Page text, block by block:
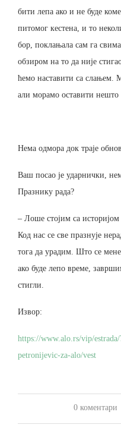
бити лепа ако и не буде
питомог кестена, и то
бор, поклањала сам га
обзиром на то да није
ћемо наставити са слањем.
али морамо оставити нешто
Нема одмора док траје
Ваш посао је ударнички,
Празнику рада?
– Лоше стојим са
Код нас се све празнује
тога да урадим. Што се
ако буде лепо време,
стигли.
Извор:
https://www.alo.rs/vip/
petronijevic-za-alo/vest
0 коментари